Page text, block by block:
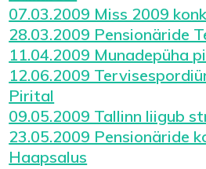
07.03.2009 Miss 2009
28.03.2009 Pensionäride
11.04.2009 Munadepüha
12.06.2009
Pirital
09.05.2009 Tallinn liigub
23.05.2009 Pensionäride
Haapsalus